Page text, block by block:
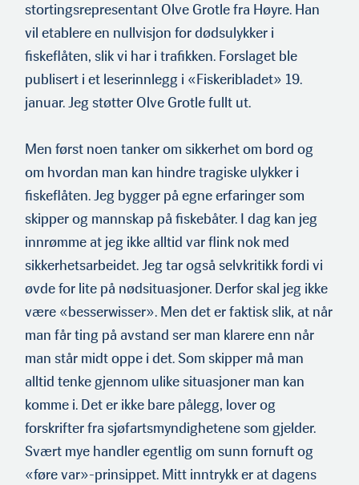
stortingsrep­resentant Olve Grotle fra Høyre. Han
vil etablere en nullvisjon for dødsulykker i
fiskeflåten, slik vi har i trafikken. Forslaget ble
publisert i et leserinnlegg i «Fiskeribladet» 19.
januar. Jeg støtter Olve Grotle fullt ut.
Men først noen tanker om sikkerhet om bord og
om hvordan man kan hindre tragiske ulykker i
fiskeflåten. Jeg bygger på egne erfar­inger som
skipper og mannskap på fiskebåter. I dag kan jeg
innrømme at jeg ikke alltid var flink nok med
sikkerhetsarbeidet. Jeg tar også selvkritikk fordi vi
øvde for lite på nødsituasjon­er. Derfor skal jeg ikke
være «besserwisser». Men det er faktisk slik, at når
man får ting på avstand ser man klarere enn når
man står midt oppe i det. Som skipper må man
alltid tenke gjennom ulike situasjoner man kan
komme i. Det er ikke bare pålegg, lover og
forskrifter fra sjøfartsmyndighetene som gjelder.
Svært mye handler egentlig om sunn fornuft og
«føre var»-prinsippet. Mitt inntrykk er at dagens